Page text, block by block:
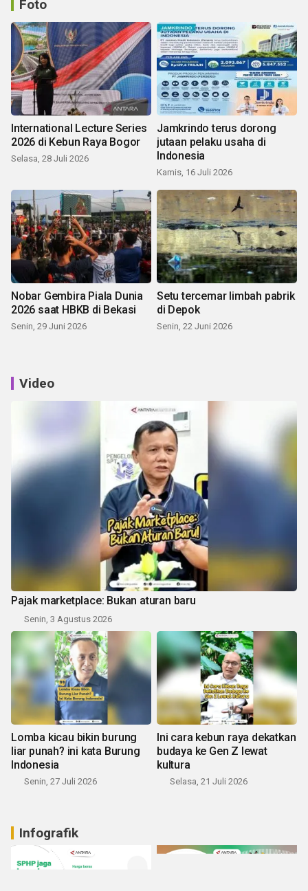
Foto
International Lecture Series
2026 di Kebun Raya Bogor
Selasa, 28 Juli 2026
Jamkrindo terus dorong
jutaan pelaku usaha di
Indonesia
Kamis, 16 Juli 2026
Nobar Gembira Piala Dunia
2026 saat HBKB di Bekasi
Senin, 29 Juni 2026
Setu tercemar limbah pabrik
di Depok
Senin, 22 Juni 2026
Video
Pajak marketplace: Bukan aturan baru
Senin, 3 Agustus 2026
Lomba kicau bikin burung
liar punah? ini kata Burung
Indonesia
Senin, 27 Juli 2026
Ini cara kebun raya dekatkan
budaya ke Gen Z lewat
kultura
Selasa, 21 Juli 2026
Infografik